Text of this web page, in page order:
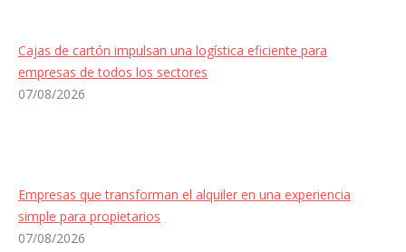
Cajas de cartón impulsan una logística eficiente para
empresas de todos los sectores
07/08/2026
Empresas que transforman el alquiler en una experiencia
simple para propietarios
07/08/2026